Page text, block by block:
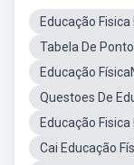
Educação Fisica
Tabela De
Educação
Questoes De
Educação
Cai Educação